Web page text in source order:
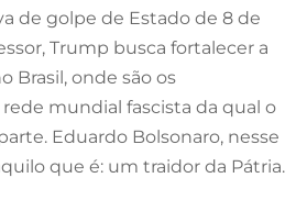
de golpe de Estado de 8 de
Trump busca fortalecer a
Brasil, onde são os
mundial fascista da qual o
Eduardo Bolsonaro, nesse
que é: um traidor da Pátria.